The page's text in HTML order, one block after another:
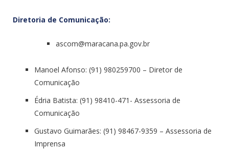
Diretoria de Comunicação:
ascom@maracana.pa.gov.br
Manoel Afonso: (91) 980259700 – Diretor de
Comunicação
Édria Batista: (91) 98410-471- Assessoria de
Comunicação
Gustavo Guimarães: (91) 98467-9359 – Assessoria de
Imprensa